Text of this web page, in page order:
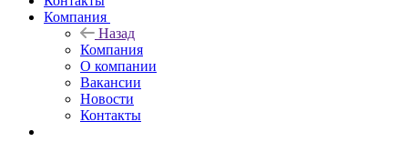
Компания
Назад
Компания
О компании
Вакансии
Новости
Контакты